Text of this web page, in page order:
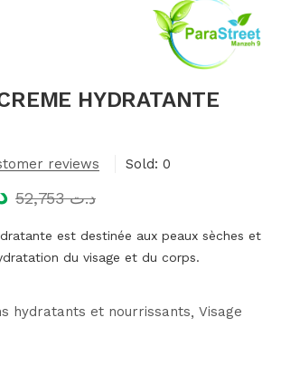
HYDRATANTE
reviews Sold: 0
د.ت52,753
est destinée aux peaux sèches et
du visage et du corps.
hydratants et nourrissants Visage